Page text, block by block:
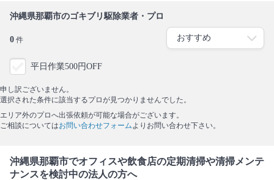
沖縄県那覇市のゴキブリ駆除業者・プロ
0 件
平日作業500円OFF
申し訳ございません。
選択された条件に該当するプロが見つかりませんでした。
エリア外のプロへ出張依頼が可能な場合がございます。
ご相談についてはお問い合わせフォーム よりお問い合わせ下さい。
沖縄県那覇市でオフィスや飲食店の定期清掃や清掃メンテ
ナンスを検討中の法人の方へ